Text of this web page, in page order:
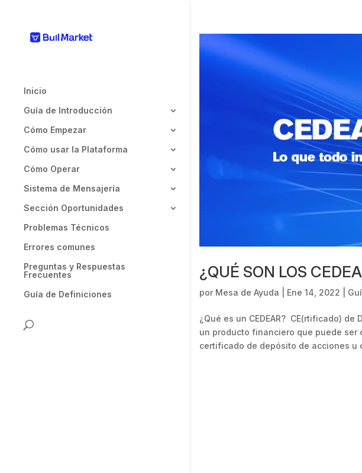
Inicio
Guía de Introducción
Cómo Empezar
Cómo usar la Plataforma
Cómo Operar
Sistema de Mensajería
Sección Oportunidades
Problemas Técnicos
Errores comunes
Preguntas y Respuestas
Frecuentes
Guía de Definiciones
¿QUÉ SON LOS
por Mesa de Ayuda Ene 14, 2022
¿Qué es un CEDEAR? CE(rtificado)
un producto financiero que puede ser
certificado de depósito de acciones u